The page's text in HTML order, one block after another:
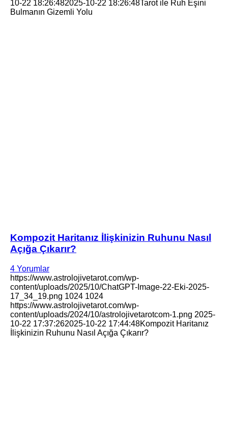
10-22 18:26:482025-10-22 18:26:48Tarot ile Ruh Eşini
Bulmanın Gizemli Yolu
Kompozit Haritanız İlişkinizin Ruhunu Nasıl
Açığa Çıkarır?
4 Yorumlar
https://www.astrolojivetarot.com/wp-
content/uploads/2025/10/ChatGPT-Image-22-Eki-2025-
17_34_19.png 1024 1024
https://www.astrolojivetarot.com/wp-
content/uploads/2024/10/astrolojivetarotcom-1.png 2025-
10-22 17:37:262025-10-22 17:44:48Kompozit Haritanız
İlişkinizin Ruhunu Nasıl Açığa Çıkarır?